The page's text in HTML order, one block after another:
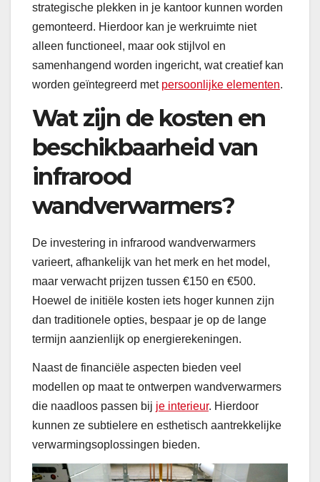
strategische plekken in je kantoor kunnen worden
gemonteerd. Hierdoor kan je werkruimte niet
alleen functioneel, maar ook stijlvol en
samenhangend worden ingericht, wat creatief kan
worden geïntegreerd met persoonlijke elementen.
Wat zijn de kosten en
beschikbaarheid van
infrarood
wandverwarmers?
De investering in infrarood wandverwarmers
varieert, afhankelijk van het merk en het model,
maar verwacht prijzen tussen €150 en €500.
Hoewel de initiële kosten iets hoger kunnen zijn
dan traditionele opties, bespaar je op de lange
termijn aanzienlijk op energierekeningen.
Naast de financiële aspecten bieden veel
modellen op maat te ontwerpen wandverwarmers
die naadloos passen bij je interieur. Hierdoor
kunnen ze subtielere en esthetisch aantrekkelijke
verwarmingsoplossingen bieden.